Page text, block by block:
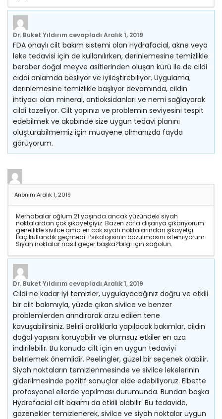
Dr. Buket Yıldırım cevapladı Aralık 1, 2019
FDA onaylı cilt bakım sistemi olan Hydrafacial, akne veya
leke tedavisi için de kullanılırken, derinlemesine temizlikle
beraber doğal meyve asitlerinden oluşan kürü ile de cildi
ciddi anlamda besliyor ve iyileştirebiliyor. Uygulama;
derinlemesine temizlikle başlıyor devamında, cildin
ihtiyacı olan mineral, antioksidanları ve nemi sağlayarak
cildi tazeliyor. Cilt yapınızı ve problemin seviyesini tespit
edebilmek ve akabinde size uygun tedavi planını
oluşturabilmemiz için muayene olmanızda fayda
görüyorum.
Anonim Aralık 1, 2019
Merhabalar oğlum 21 yaşında.ancak yüzündeki siyah
noktalardan çok şikayetçiyiz. Bazen zorla dışarıya çıkarıyorum
genellikle sivilce ama en cok siyah noktalarından şikayetçi.
İlaç kullandık geçmedi. Psikolojisinin bozulmasını istemiyorum.
Siyah noktalar nasıl geçer başka?bilgi için sağolun.
Dr. Buket Yıldırım cevapladı Aralık 1, 2019
Cildi ne kadar iyi temizler, uygulayacağınız doğru ve etkili
bir cilt bakımıyla, yüzde çıkan sivilce ve benzer
problemlerden arındırarak arzu edilen tene
kavuşabilirsiniz. Belirli aralıklarla yapılacak bakımlar, cildin
doğal yapısını koruyabilir ve olumsuz etkiler en aza
indirilebilir. Bu konuda cilt için en uygun tedaviyi
belirlemek önemlidir. Peelingler, güzel bir seçenek olabilir.
Siyah noktaların temizlenmesinde ve sivilce lekelerinin
giderilmesinde pozitif sonuçlar elde edebiliyoruz. Elbette
profosyonel ellerde yapılması durumunda. Bundan başka
Hydrafacial cilt bakımı da etkili olabilir. Bu tedavide,
gözenekler temizlenerek, sivilce ve siyah noktalar uygun